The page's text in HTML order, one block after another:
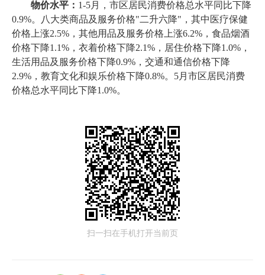
物价水平： 1-5月，市区居民消费价格总水平同比下降
0.9%。八大类商品及服务价格"二升六降" ，其中医疗保健
价格上涨2.5%，其他用品及服务价格上涨6.2%，食品烟酒
价格下降1.1%，衣着价格下降2.1%，居住价格下降1.0%，
生活用品及服务价格下降0.9%，交通和通信价格下降
2.9%，教育文化和娱乐价格下降0.8%。 5月市区居民消费
价格总水平同比下降1.0%。
扫一扫在手机打开当前页